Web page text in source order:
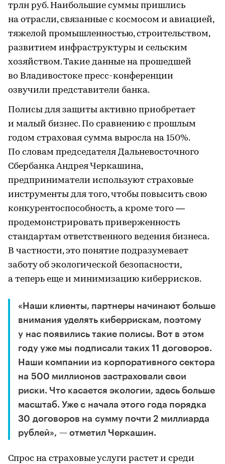
трлн руб. Наибольшие суммы пришлись
на отрасли, связанные с космосом и авиацией,
тяжелой промышленностью, строительством,
развитием инфраструктуры и сельским
хозяйством. Такие данные на прошедшей
во Владивостоке пресс-конференции
озвучили представители банка.
Полисы для защиты активно приобретает
и малый бизнес. По сравнению с прошлым
годом страховая сумма выросла на 150%.
По словам председателя Дальневосточного
Сбербанка Андрея Черкашина,
предприниматели используют страховые
инструменты для того, чтобы повысить свою
конкурентоспособность, а кроме того —
продемонстрировать приверженность
стандартам ответственного ведения бизнеса.
В частности, это понятие подразумевает
заботу об экологической безопасности,
а теперь еще и минимизацию киберрисков.
«Наши клиенты, партнеры начинают больше
внимания уделять киберрискам, поэтому
у нас появились такие полисы. Вот в этом
году уже мы подписали таких 11 договоров.
Наши компании из корпоративного сектора
на 500 миллионов застраховали свои
риски. Что касается экологии, здесь больше
масштаб. Уже с начала этого года порядка
30 договоров на сумму почти 2 миллиарда
рублей», — отметил Черкашин.
Спрос на страховые услуги растет и среди